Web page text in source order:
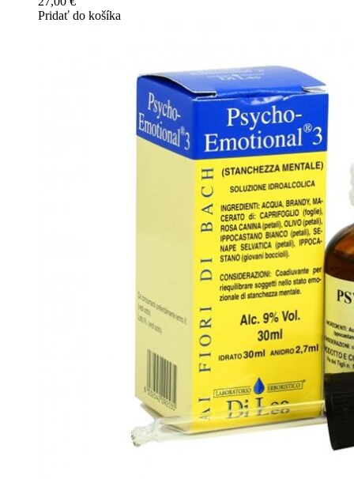
Pridať do košíka